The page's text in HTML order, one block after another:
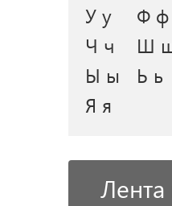
У у
Ф ф
Ч ч
Ш
Ы ы
Ь ь
Я я
Лента